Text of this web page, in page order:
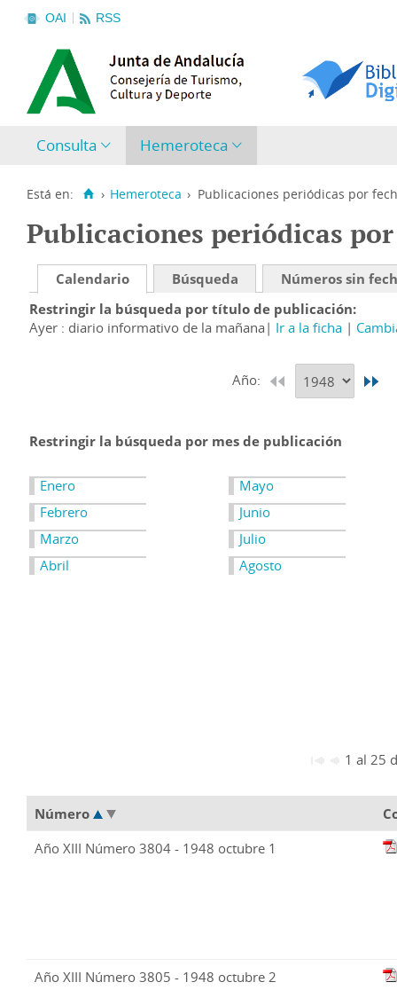
OAI RSS
Consulta Hemeroteca
Está en: › Hemeroteca › Publicaciones periódicas por
Publicaciones periódicas
Calendario Búsqueda
Números sin
Restringir la búsqueda por título de publicación
Ayer : diario informativo de la mañana
Ir a la ficha
Año:
Restringir la búsqueda por mes de publicación
Enero
Febrero
Marzo
Abril
Mayo
Junio
Julio
Agosto
1 al 25
Número
Año XIII Número 3804 - 1948 octubre 1
Año XIII Número 3805 - 1948 octubre 2